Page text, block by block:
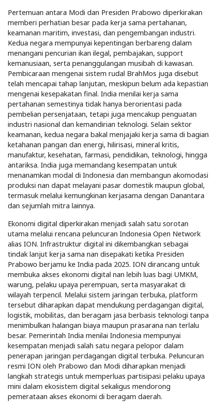
Pertemuan antara Modi dan Presiden Prabowo diperkirakan
memberi perhatian besar pada kerja sama pertahanan,
keamanan maritim, investasi, dan pengembangan industri.
Kedua negara mempunyai kepentingan berbareng dalam
menangani pencurian ikan ilegal, pembajakan, support
kemanusiaan, serta penanggulangan musibah di kawasan.
Pembicaraan mengenai sistem rudal BrahMos juga disebut
telah mencapai tahap lanjutan, meskipun belum ada kepastian
mengenai kesepakatan final. India menilai kerja sama
pertahanan semestinya tidak hanya berorientasi pada
pembelian persenjataan, tetapi juga mencakup penguatan
industri nasional dan kemandirian teknologi. Selain sektor
keamanan, kedua negara bakal menjajaki kerja sama di bagian
ketahanan pangan dan energi, hilirisasi, mineral kritis,
manufaktur, kesehatan, farmasi, pendidikan, teknologi, hingga
antariksa. India juga memandang kesempatan untuk
menanamkan modal di Indonesia dan membangun akomodasi
produksi nan dapat melayani pasar domestik maupun global,
termasuk melalui kemungkinan kerjasama dengan Danantara
dan sejumlah mitra lainnya.
Ekonomi digital diperkirakan menjadi salah satu sorotan
utama melalui rencana peluncuran Indonesia Open Network
alias ION. Infrastruktur digital ini dikembangkan sebagai
tindak lanjut kerja sama nan disepakati ketika Presiden
Prabowo berjamu ke India pada 2025. ION dirancang untuk
membuka akses ekonomi digital nan lebih luas bagi UMKM,
warung, pelaku upaya perempuan, serta masyarakat di
wilayah terpencil. Melalui sistem jaringan terbuka, platform
tersebut diharapkan dapat mendukung perdagangan digital,
logistik, mobilitas, dan beragam jasa berbasis teknologi tanpa
menimbulkan halangan biaya maupun prasarana nan terlalu
besar. Pemerintah India menilai Indonesia mempunyai
kesempatan menjadi salah satu negara pelopor dalam
penerapan jaringan perdagangan digital terbuka. Peluncuran
resmi ION oleh Prabowo dan Modi diharapkan menjadi
langkah strategis untuk memperluas partisipasi pelaku upaya
mini dalam ekosistem digital sekaligus mendorong
pemerataan akses ekonomi di beragam daerah.